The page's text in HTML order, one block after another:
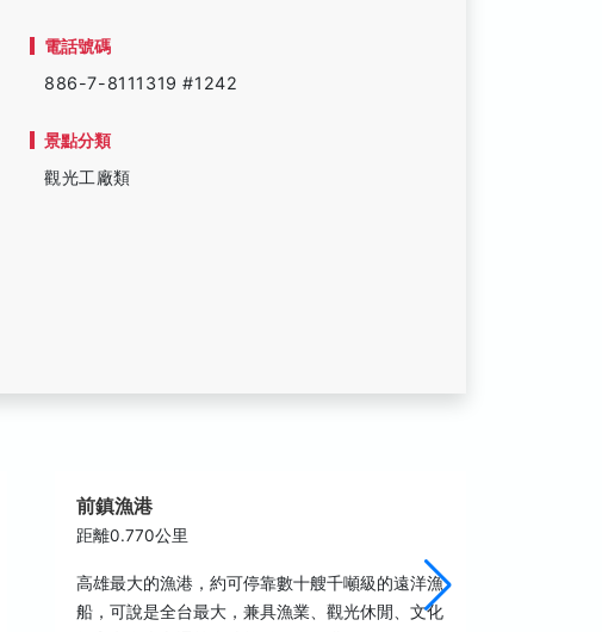
電話號碼
886-7-8111319 #1242
景點分類
觀光工廠類
前鎮漁港
距離0.770公里
高雄最大的漁港，約可停靠數十艘千噸級的遠洋漁
船，可說是全台最大，兼具漁業、觀光休閒、文化